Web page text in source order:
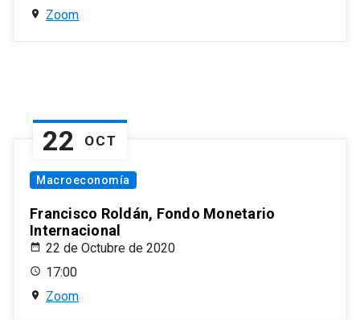
Zoom
22 OCT
Macroeconomía
Francisco Roldán, Fondo Monetario
Internacional
22 de Octubre de 2020
17:00
Zoom